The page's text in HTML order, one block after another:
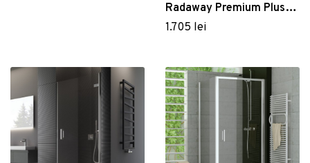
Radaway Premium Plus
DWJ 95
1.705 lei